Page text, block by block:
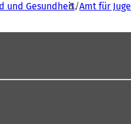
und Gesundheit Amt für